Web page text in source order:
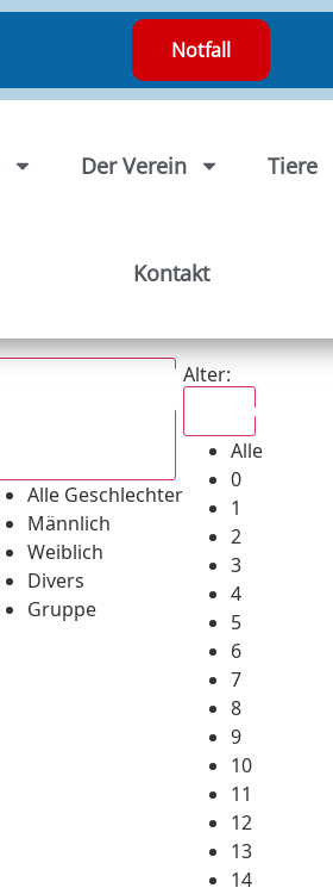
Notfall
Der Verein Tiere
Kontakt
Alle Geschlechter
Männlich
Weiblich
Divers
Gruppe
Alter:
Alle
0
1
2
3
4
5
6
7
8
9
10
11
12
13
14